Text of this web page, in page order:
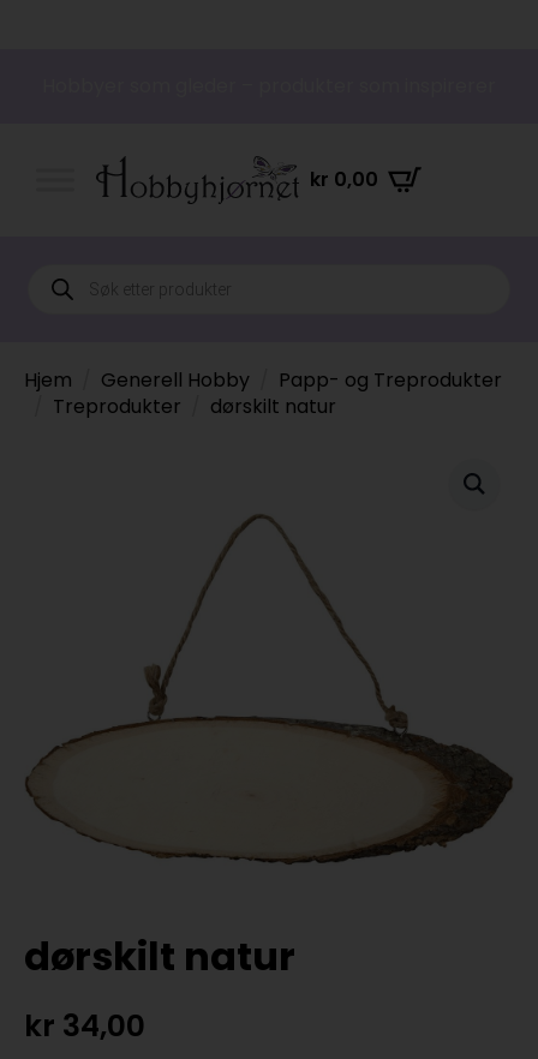
kr 0,00
Products
search
Hjem Generell Hobby
Papp- og Treprodukter
Treprodukter
dørskilt natur
dørskilt natur
kr 34,00